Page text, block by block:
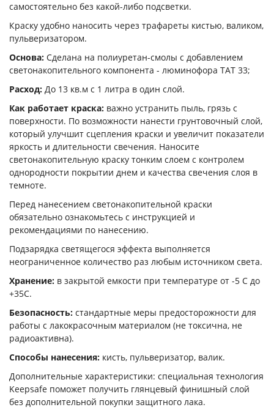
самостоятельно без какой-либо подсветки.
Краску удобно наносить через трафареты кистью, валиком,
пульверизатором.
Основа: Сделана на полиуретан-смолы с добавлением
светонакопительного компонента - люминофора ТАТ 33;
Расход: До 13 кв.м с 1 литра в один слой.
Как работает краска: важно устранить пыль, грязь с
поверхности. По возможности нанести грунтовочный слой,
который улучшит сцепления краски и увеличит показатели
яркость и длительности свечения. Наносите
светонакопительную краску тонким слоем с контролем
однородности покрытии днем и качества свечения слоя в
темноте.
Перед нанесением светонакопительной краски
обязательно ознакомьтесь с инструкцией и
рекомендациями по нанесению.
Подзарядка светящегося эффекта выполняется
неограниченное количество раз любым источником света.
Хранение: в закрытой емкости при температуре от -5 С до
+35С.
Безопасность: стандартные меры предосторожности для
работы с лакокрасочным материалом (не токсична, не
радиоактивна).
Способы нанесения: кисть, пульверизатор, валик.
Дополнительные характеристики: специальная технология
Keepsafe поможет получить глянцевый финишный слой
без дополнительной покупки защитного лака.